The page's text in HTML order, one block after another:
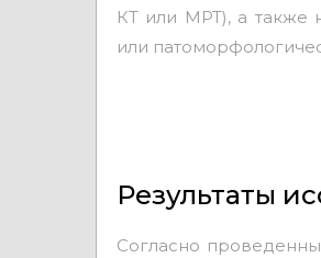
КТ или МРТ), а также
или
Результаты
Согласно